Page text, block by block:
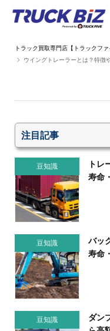
ウイングトレーラーとは？特徴
注目記事
豆知識
トレ
寿命
豆知識
バッ
寿命
豆知識
ダン